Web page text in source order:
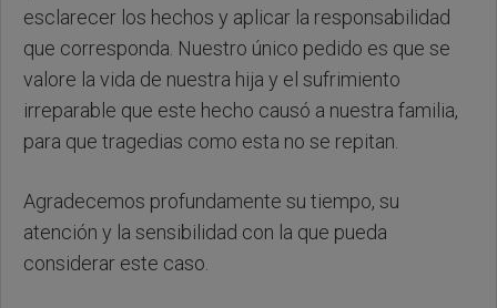
esclarecer los hechos y aplicar la responsabilidad
que corresponda. Nuestro único pedido es que se
valore la vida de nuestra hija y el sufrimiento
irreparable que este hecho causó a nuestra familia,
para que tragedias como esta no se repitan.
Agradecemos profundamente su tiempo, su
atención y la sensibilidad con la que pueda
considerar este caso.